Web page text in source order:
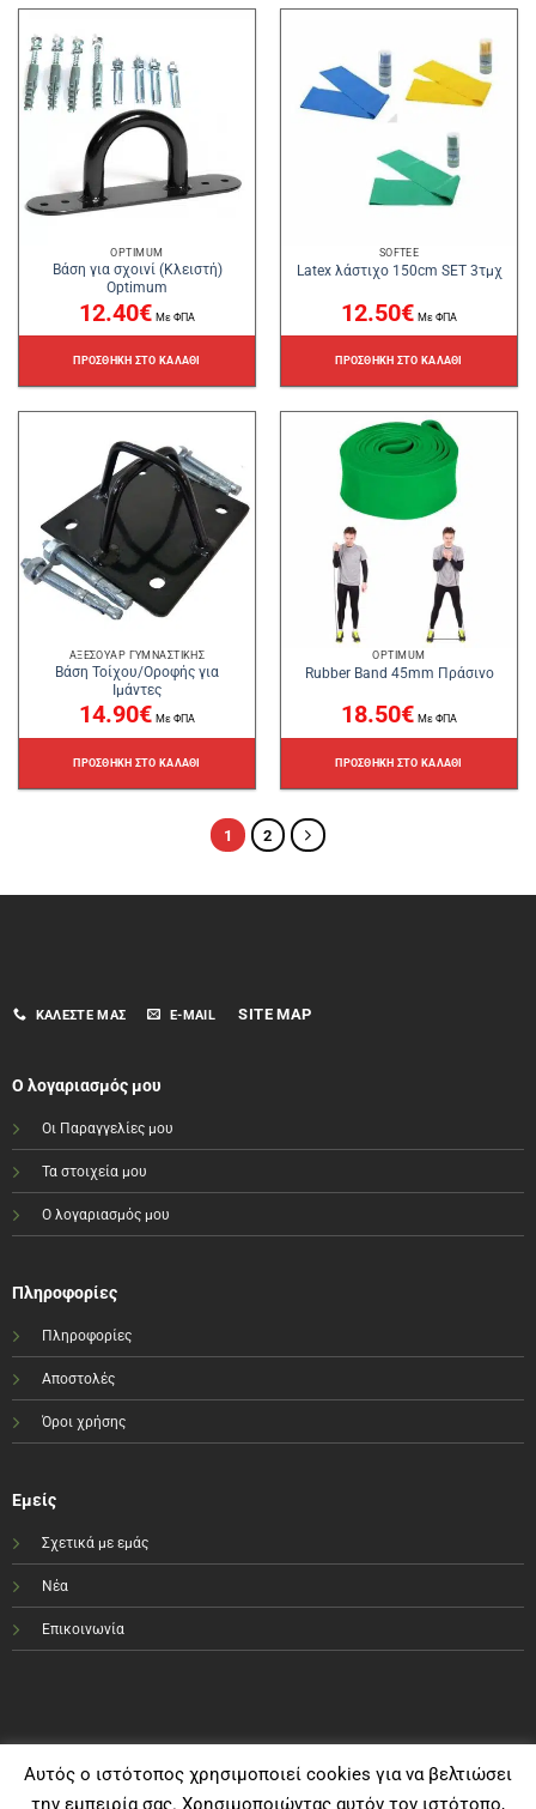
OPTIMUM
Βάση για σχοινί (Κλειστή)
Optimum
12.40€ Με ΦΠΑ
ΠΡΟΣΘΉΚΗ ΣΤΟ ΚΑΛΆΘΙ
SOFTEE
Latex λάστιχο 150cm SET 3τμχ
12.50€ Με ΦΠΑ
ΠΡΟΣΘΉΚΗ ΣΤΟ ΚΑΛΆΘΙ
ΑΞΕΣΟΥΆΡ ΓΥΜΝΑΣΤΙΚΉΣ
Βάση Τοίχου/Οροφής για
Ιμάντες
14.90€ Με ΦΠΑ
ΠΡΟΣΘΉΚΗ ΣΤΟ ΚΑΛΆΘΙ
OPTIMUM
Rubber Band 45mm Πράσινο
18.50€ Με ΦΠΑ
ΠΡΟΣΘΉΚΗ ΣΤΟ ΚΑΛΆΘΙ
1 2
ΚΑΛΈΣΤΕ ΜΑΣ E-MAIL SITE MAP
Ο λογαριασμός μου
Οι Παραγγελίες μου
Τα στοιχεία μου
Ο λογαριασμός μου
Πληροφορίες
Πληροφορίες
Αποστολές
Όροι χρήσης
Εμείς
Σχετικά με εμάς
Νέα
Επικοινωνία
Αυτός ο ιστότοπος χρησιμοποιεί cookies για να βελτιώσει
την εμπειρία σας. Χρησιμοποιώντας αυτόν τον ιστότοπο,